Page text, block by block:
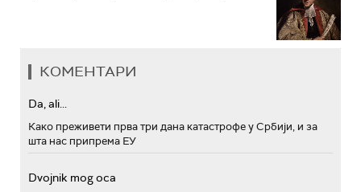
КОМЕНТАРИ
Da, ali...
Како преживети прва три дана катастрофе у Србији, и за
шта нас припрема ЕУ
Dvojnik mog oca